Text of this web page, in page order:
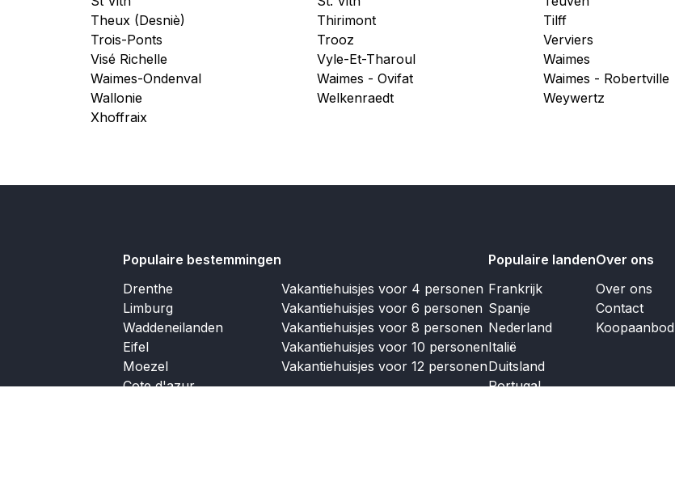
Theux (Desniè)
Thirimont Tilff
Trois-Ponts
Trooz Verviers
Visé Richelle
Vyle-Et-Tharoul Waimes
Waimes-Ondenval
Waimes - Ovifat Waimes - Robertville
Wallonie
Welkenraedt Weywertz
Xhoffraix
Populaire bestemmingen
Drenthe
Limburg
Waddeneilanden
Eifel
Moezel
Cote d'azur
Vakantiehuisjes voor 4 personen
Vakantiehuisjes voor 6 personen
Vakantiehuisjes voor 8 personen
Vakantiehuisjes voor 10 personen
Vakantiehuisjes voor 12 personen
Populaire landen
Frankrijk
Spanje
Nederland
Italië
Duitsland
Portugal
Over ons
Over ons
Contact
Koopaanbod